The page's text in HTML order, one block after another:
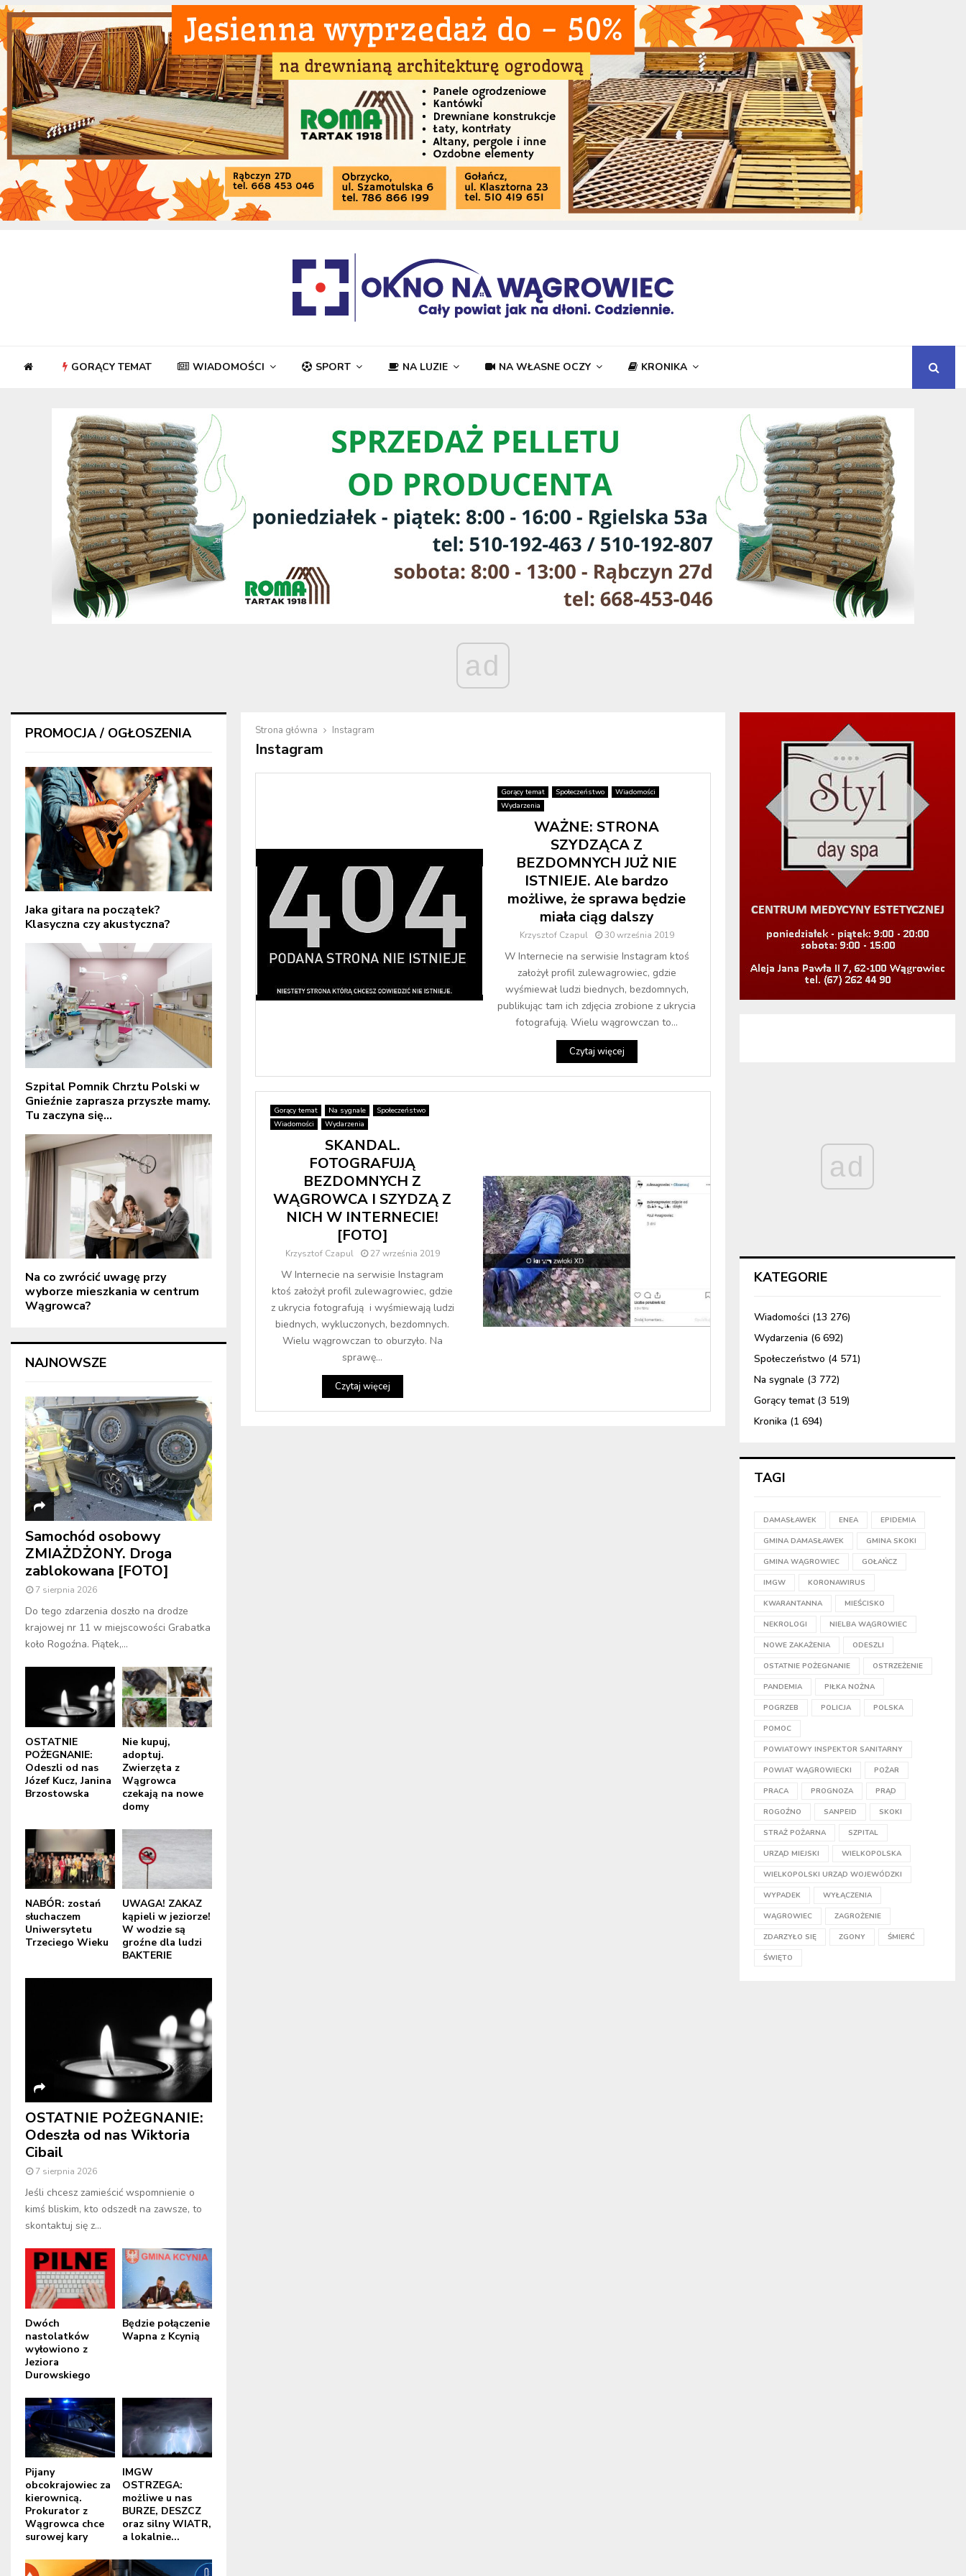
GORĄCY TEMAT WIADOMOŚCI SPORT NA LUZIE NA WŁASNE OCZY KRONIKA
ad
Strona główna Instagram
Instagram
Gorący temat Społeczeństwo
Wiadomości
Wydarzenia
WAŻNE: STRONA
SZYDZĄCA Z
BEZDOMNYCH JUŻ NIE
ISTNIEJE. Ale bardzo
możliwe, że sprawa będzie
miała ciąg dalszy
Krzysztof Czapul 30 września 2019
W Internecie na serwisie Instagram ktoś
założył profil zulewagrowiec, gdzie
wyśmiewał ludzi biednych, bezdomnych,
publikując tam ich zdjęcia zrobione z ukrycia
fotografują. Wielu wągrowczan to...
Czytaj więcej
Gorący temat Na sygnale
Społeczeństwo
Wiadomości
Wydarzenia
SKANDAL.
FOTOGRAFUJĄ
BEZDOMNYCH Z
WĄGROWCA I SZYDZĄ Z
NICH W INTERNECIE!
[FOTO]
Krzysztof Czapul 27 września 2019
W Internecie na serwisie Instagram
ktoś założył profil zulewagrowiec, gdzie
z ukrycia fotografują i wyśmiewają ludzi
biednych, wykluczonych, bezdomnych.
Wielu wągrowczan to oburzyło. Na
sprawę...
Czytaj więcej
PROMOCJA / OGŁOSZENIA
Jaka gitara na początek?
Klasyczna czy akustyczna?
Szpital Pomnik Chrztu Polski w
Gnieźnie zaprasza przyszłe mamy.
Tu zaczyna się...
Na co zwrócić uwagę przy
wyborze mieszkania w centrum
Wągrowca?
NAJNOWSZE
Samochód osobowy
ZMIAŻDŻONY. Droga
zablokowana [FOTO]
7 sierpnia 2026
Do tego zdarzenia doszło na drodze
krajowej nr 11 w miejscowości Grabatka
koło Rogoźna. Piątek,...
OSTATNIE
POŻEGNANIE:
Odeszli od nas
Józef Kucz, Janina
Brzostowska
Nie kupuj,
adoptuj.
Zwierzęta z
Wągrowca
czekają na nowe
domy
NABÓR: zostań
słuchaczem
Uniwersytetu
Trzeciego Wieku
UWAGA! ZAKAZ
kąpieli w jeziorze!
W wodzie są
groźne dla ludzi
BAKTERIE
OSTATNIE POŻEGNANIE:
Odeszła od nas Wiktoria
Cibail
7 sierpnia 2026
Jeśli chcesz zamieścić wspomnienie o
kimś bliskim, kto odszedł na zawsze, to
skontaktuj się z...
Dwóch
nastolatków
wyłowiono z
Jeziora
Durowskiego
Będzie połączenie
Wapna z Kcynią
Pijany
obcokrajowiec za
kierownicą.
Prokurator z
Wągrowca chce
surowej kary
IMGW
OSTRZEGA:
możliwe u nas
BURZE, DESZCZ
oraz silny WIATR,
a lokalnie...
ad
KATEGORIE
Wiadomości (13 276)
Wydarzenia (6 692)
Społeczeństwo (4 571)
Na sygnale (3 772)
Gorący temat(3 519)
Kronika (1 694)
TAGI
DAMASŁAWEK ENEA EPIDEMIA
GMINA DAMASŁAWEK GMINA SKOKI
GMINA WĄGROWIEC GOŁAŃCZ
IMGW KORONAWIRUS
KWARANTANNA MIEŚCISKO
NEKROLOGI NIELBA WĄGROWIEC
NOWE ZAKAŻENIA ODESZLI
OSTATNIE POŻEGNANIE OSTRZEŻENIE
PANDEMIA PIŁKA NOŻNA
POGRZEB POLICJA POLSKA
POMOC
POWIATOWY INSPEKTOR SANITARNY
POWIAT WĄGROWIECKI POŻAR
PRACA PROGNOZA PRĄD
ROGOŹNO SANPEID SKOKI
STRAŻ POŻARNA SZPITAL
URZĄD MIEJSKI WIELKOPOLSKA
WIELKOPOLSKI URZĄD WOJEWÓDZKI
WYPADEK WYŁĄCZENIA
WĄGROWIEC ZAGROŻENIE
ZDARZYŁO SIĘ ZGONY ŚMIERĆ
ŚWIĘTO